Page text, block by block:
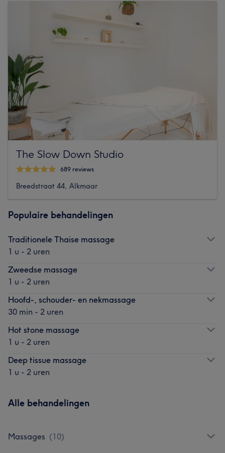
The Slow Down Studio
689 reviews
Breedstraat 44, Alkmaar
Populaire behandelingen
Traditionele Thaise massage
1 u - 2 uren
Zweedse massage
1 u - 2 uren
Hoofd-, schouder- en nekmassage
30 min - 2 uren
Hot stone massage
1 u - 2 uren
Deep tissue massage
1 u - 2 uren
Alle behandelingen
Massages (10)